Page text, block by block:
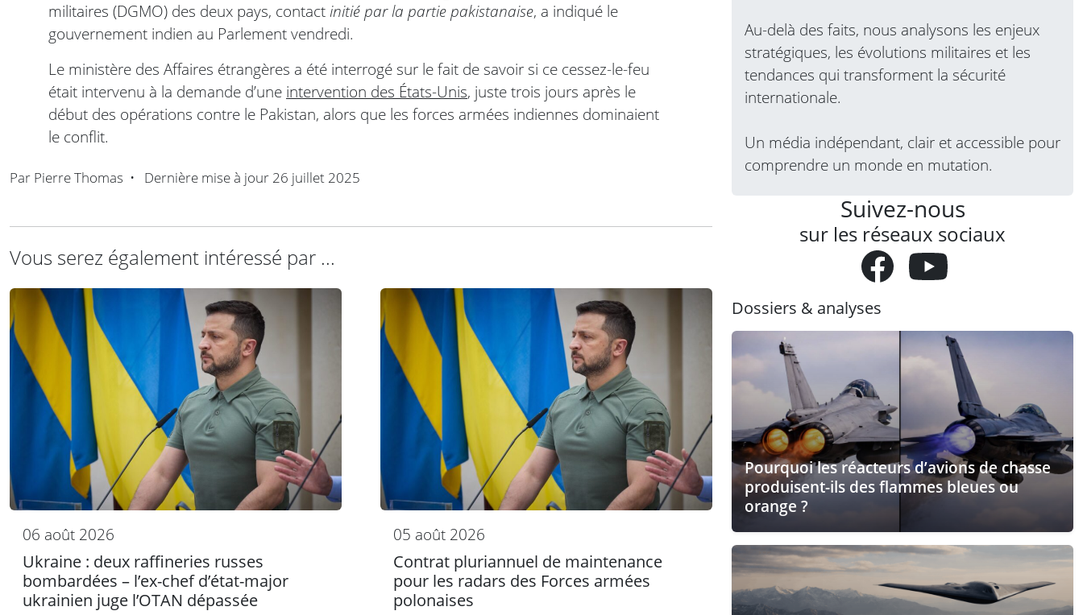
militaires (DGMO) des deux pays, contactinitié par la partie pakistanaise, a indiqué le
gouvernement indien au Parlement vendredi.
Le ministère des Affaires étrangères a été interrogé sur le fait de savoir si ce cessez-le-feu
était intervenu à la demande d’une intervention des États-Unis, juste trois jours après le
début des opérations contre le Pakistan, alors que les forces armées indiennes dominaient
le conflit.
Par Pierre Thomas • Dernière mise à jour 26 juillet 2025
Vous serez également intéressé par ...
06 août 2026
Ukraine : deux raffineries russes
bombardées – l’ex-chef d’état-major
ukrainien juge l’OTAN dépassée
05 août 2026
Contrat pluriannuel de maintenance
pour les radars des Forces armées
polonaises
Au-delà des faits, nous analysons les enjeux
stratégiques, les évolutions militaires et les
tendances qui transforment la sécurité
internationale.
Un média indépendant, clair et accessible pour
comprendre un monde en mutation.
Suivez-nous
sur les réseaux sociaux
Dossiers & analyses
Pourquoi les réacteurs d’avions de chasse
produisent-ils des flammes bleues ou
orange ?